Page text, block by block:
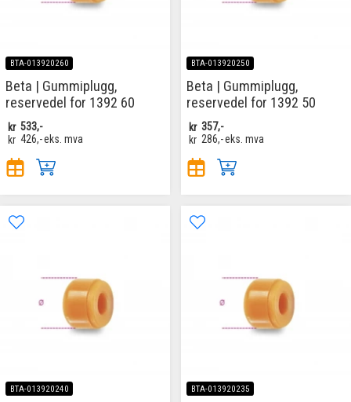
BTA-013920260
Beta | Gummiplugg,
reservedel for 1392 60
kr 533,-
kr 426,-eks. mva
BTA-013920250
Beta | Gummiplugg,
reservedel for 1392 50
kr 357,-
kr 286,-eks. mva
BTA-013920240 BTA-013920235